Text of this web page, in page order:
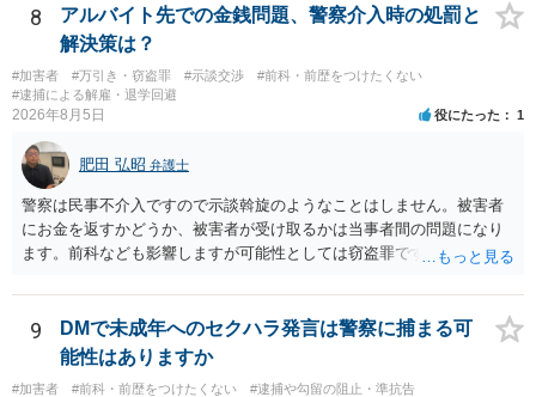
す。 本件は，車の中という閉鎖された空間で行っており，不特定又は
多数の方が認識するのは困難な状態ですから，公然性はないと思いま
す。 また，意図的に示そうとする故意が必要ですが，本件では，通過
する車両があると服を着ている（わいせつな状態をなくしている）の
ですから，むしろ見られないようにしており，故意が認められること
査の対象になることはありません。 警察から連絡がくることもないで
しょう。 【質問２】 見せようと思っていないことは，服を着たりする
行為から明らかです。したがいまして，注意を受けることさえありま
せん。まして，刑罰として罰せられることもありません。 【質問３】
以上のように犯罪の嫌疑が否定されますから，逮捕勾留される可能性
が成立することが前提ですので，不起訴とする理由としても前提を欠
いています。不起訴にするにしても，不起訴の可能性はありません。
あえて不起訴の理由を挙げるなら，「嫌疑不十分」か「嫌疑なし」で
8
アルバイト先での金銭問題、警察介入時の処罰と
解決策は？
#加害者 #万引き・窃盗罪 #示談交渉
#前科・前歴をつけたくない
#逮捕による解雇・退学回避
2026年8月5日 役にたった 1
肥田 弘昭 弁護士
警察は民事不介入ですので示談斡旋のようなことはしません。被害者
にお金を返すかどうか、被害者が受け取るかは当事者間の問題になり
ます。前科なども影響しますが可能性としては窃盗罪ですので、逮捕
9
DMで未成年へのセクハラ発言は警察に捕まる可
能性はありますか
#加害者 #前科・前歴をつけたくない
#逮捕や勾留の阻止・準抗告